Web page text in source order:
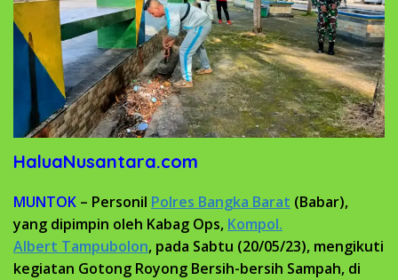
HaluaNusantara.com
MUNTOK – Personil Polres Bangka Barat (Babar),
yang dipimpin oleh Kabag Ops, Kompol.
Albert Tampubolon, pada Sabtu (20/05/23), mengikuti
kegiatan Gotong Royong Bersih-bersih Sampah, di